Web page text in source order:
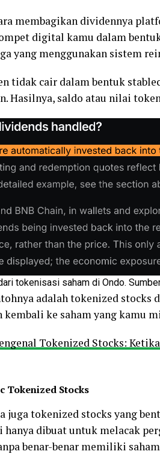
membagikan dividennya
digital kamu dalam
yang menggunakan sistem
tidak cair dalam bentuk
Hasilnya, saldo atau nilai
tokenisasi saham di Ondo.
adalah tokenized stocks
kembali ke saham yang kamu
Tokenized Stocks:
Tokenized Stocks
juga tokenized stocks yang
hanya dibuat untuk melacak
benar-benar memiliki